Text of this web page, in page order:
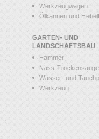
Werkzeugwagen
Ölkannen und
GARTEN- UND
LANDSCHAFTSBAU
Hammer
Nass-
Wasser- und
Werkzeug